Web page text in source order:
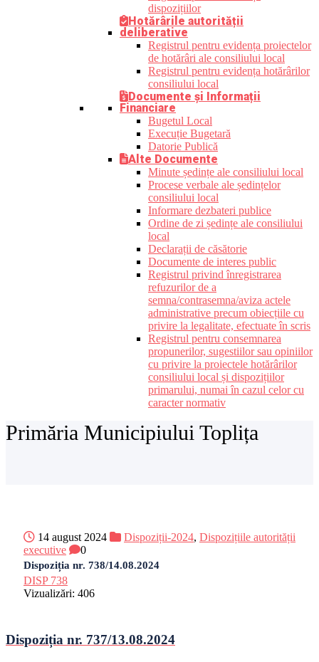
dispozițiilor
Hotărârile autorității
deliberative
Registrul pentru evidența proiectelor
de hotărâri ale consiliului local
Registrul pentru evidența hotărârilor
consiliului local
Documente și Informații
Financiare
Bugetul Local
Execuție Bugetară
Datorie Publică
Alte Documente
Minute ședințe ale consiliului local
Procese verbale ale ședințelor
consiliului local
Informare dezbateri publice
Ordine de zi ședințe ale consiliului
local
Declarații de căsătorie
Documente de interes public
Registrul privind înregistrarea
refuzurilor de a
semna/contrasemna/aviza actele
administrative precum obiecțiile cu
privire la legalitate, efectuate în scris
Registrul pentru consemnarea
propunerilor, sugestiilor sau opiniilor
cu privire la proiectele hotărârilor
consiliului local și dispozițiilor
primarului, numai în cazul celor cu
caracter normativ
Primăria Municipiului Toplița
14 august 2024 Dispoziții-2024, Dispozițiile autorității
executive
0
Dispoziția nr. 738/14.08.2024
DISP 738
Vizualizări: 406
Dispoziția nr. 737/13.08.2024